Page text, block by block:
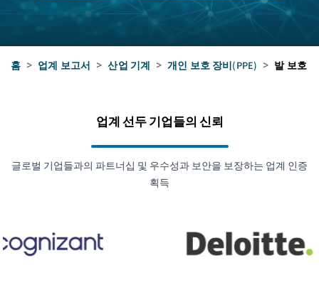
홈 > 업계 보고서 > 산업 기계 > 개인 보호 장비(PPE) > 발 보호
업계 선두 기업들의 신뢰
글로벌 기업들과의 파트너십 및 우수성과 보안을 보장하는 업계 인증
획득